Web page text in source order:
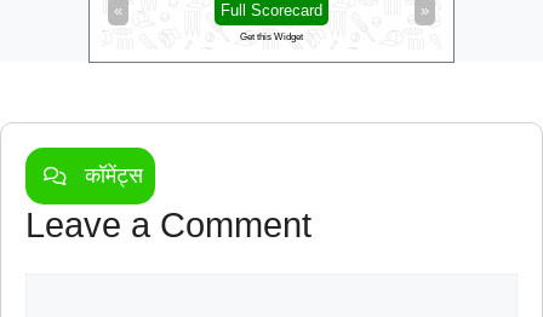
« »
Full Scorecard
Get this Widget
कॉमेंट्स
Leave a Comment